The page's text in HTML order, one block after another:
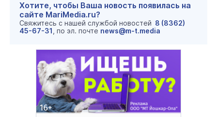
Хотите, чтобы Ваша новость появилась на
сайте MariMedia.ru?
Свяжитесь с нашей службой новостей 8 (8362)
45-67-31 , по эл. почте news@m-t.media